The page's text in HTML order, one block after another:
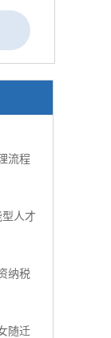
流程
人才
纳税
随迁